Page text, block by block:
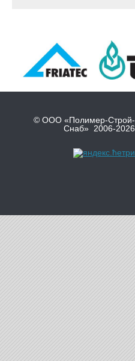
© ООО «Полимер-Строй-
Снаб» 2006-2026